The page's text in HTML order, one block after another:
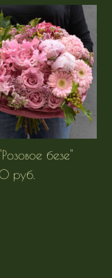
безе"
pуб.